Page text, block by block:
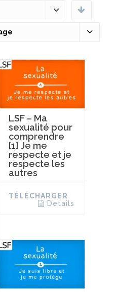
LSF – Ma
sexualité pour
comprendre
[1] Je me
respecte et je
respecte les
autres
TÉLÉCHARGER
Details